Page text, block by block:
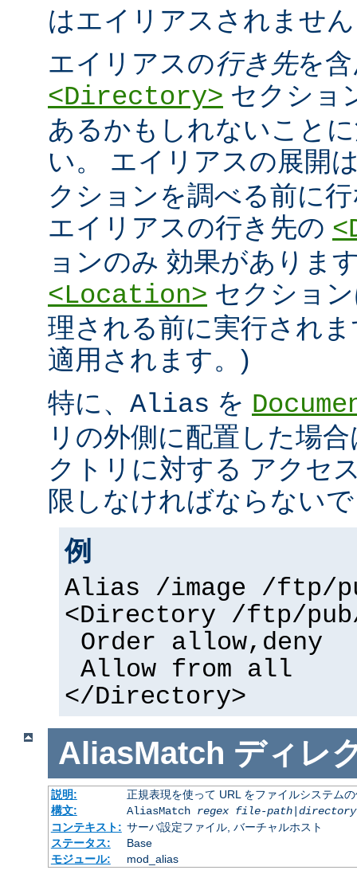
はエイリアスされませ
エイリアスの行き先を
<Directory> セクショ
あるかもしれないこと
い。 エイリアスの展開
クションを調べる前に
エイリアスの行き先の
ョンのみ 効果がありま
<Location> セクショ
理される前に実行され
適用されます。)
特に、 Alias を
リの外側に配置した場
クトリに対する アクセ
限しなければならない
例
Alias /image /ftp/
<Directory /ftp/pub/
Order allow,deny
Allow from all
</Directory>
AliasMatch ディレ
説明:
正規表現を使って URL をファイルシステム
構文:
AliasMatch regex file-path|
コンテキスト: サーバ設定ファイル, バーチャルホスト
ステータス:
Base
モジュール:
mod_alias